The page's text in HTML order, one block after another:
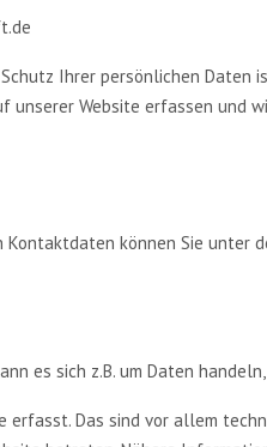
Ihrer persönlichen Daten
Website erfassen und
können Sie unter
es sich z.B. um Daten
Das sind vor allem